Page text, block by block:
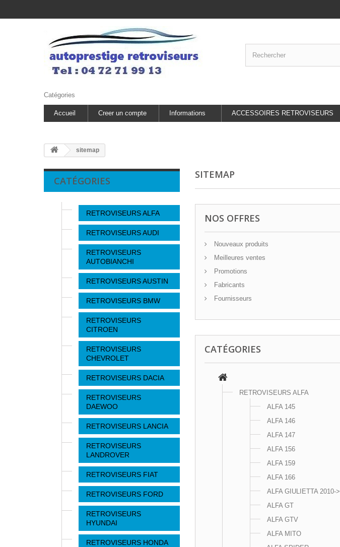
Catégories
Accueil Creer un compte Informations ACCESSOIRES RETROVISEURS
sitemap
CATÉGORIES
RETROVISEURS ALFA
RETROVISEURS AUDI
RETROVISEURS
AUTOBIANCHI
RETROVISEURS AUSTIN
RETROVISEURS BMW
RETROVISEURS
CITROEN
RETROVISEURS
CHEVROLET
RETROVISEURS DACIA
RETROVISEURS
DAEWOO
RETROVISEURS LANCIA
RETROVISEURS
LANDROVER
RETROVISEURS FIAT
RETROVISEURS FORD
RETROVISEURS
HYUNDAI
RETROVISEURS HONDA
SITEMAP
NOS OFFRES
Nouveaux produits
Meilleures ventes
Promotions
Fabricants
Fournisseurs
CATÉGORIES
RETROVISEURS ALFA
ALFA 145
ALFA 146
ALFA 147
ALFA 156
ALFA 159
ALFA 166
ALFA GIULIETTA 2010->
ALFA GT
ALFA GTV
ALFA MITO